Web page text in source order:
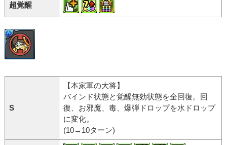
超覚醒
S
【本家軍の大将】
バインド状態と覚醒無効状態を全回復。回
復、お邪魔、毒、爆弾ドロップを水ドロップ
に変化。
(10→10ターン)